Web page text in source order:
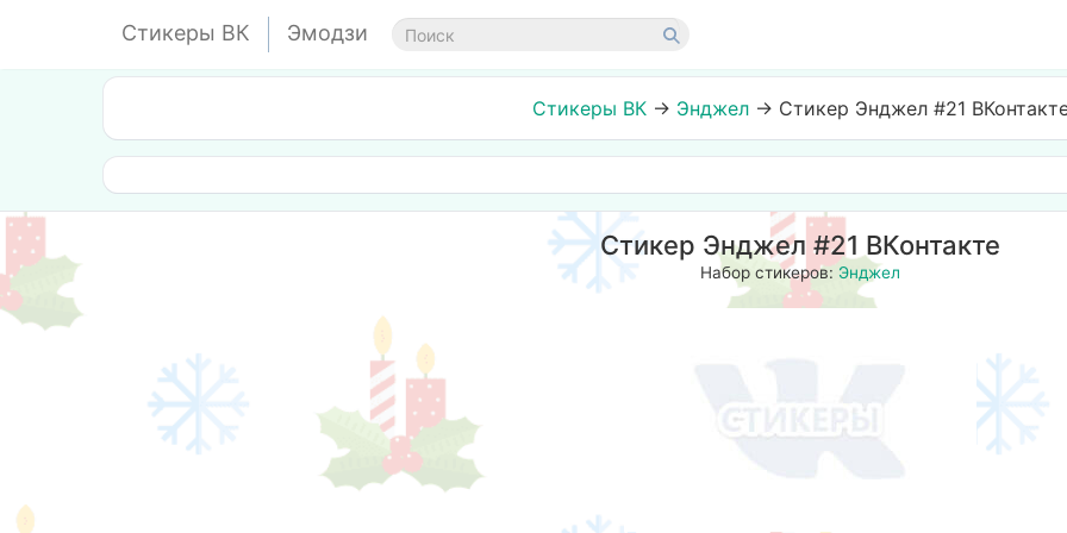
Стикеры ВК Эмодзи
Стикеры ВК→ Энджел→ Стикер Энджел #21
Стикер Энджел #21 ВКонтакте
Набор стикеров: Энджел